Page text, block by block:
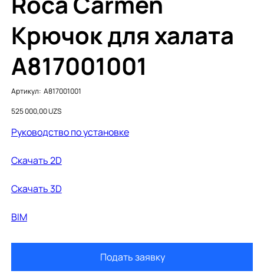
Крючок для халата
A817001001
Артикул:
Артикул:
A817001001
A817001001
Цена
525 000,00 UZS
Руководство по установке
Cкачать 2D
Cкачать 3D
BIM
Подать заявку